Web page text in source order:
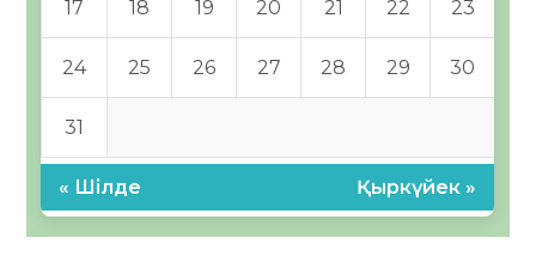
17 18 19 20 21 22 23
24 25 26 27 28 29 30
31
« Шілде Қыркүйек »